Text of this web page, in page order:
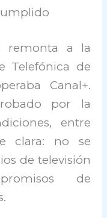
remonta a la
Telefónica de
Canal+.
por la
entre
clara: no se
de televisión
de